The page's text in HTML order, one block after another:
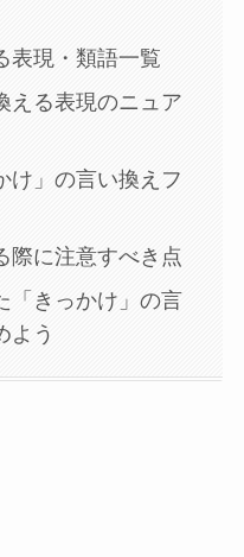
表現・類語一覧
える表現のニュア
け」の言い換えフ
際に注意すべき点
「きっかけ」の言
よう